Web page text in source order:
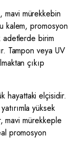
mavi mürekkebin
kalem, promosyon
birim
Tampon veya UV
çıkıp
hayattaki elçisidir.
yüksek
mavi mürekkeple
promosyon